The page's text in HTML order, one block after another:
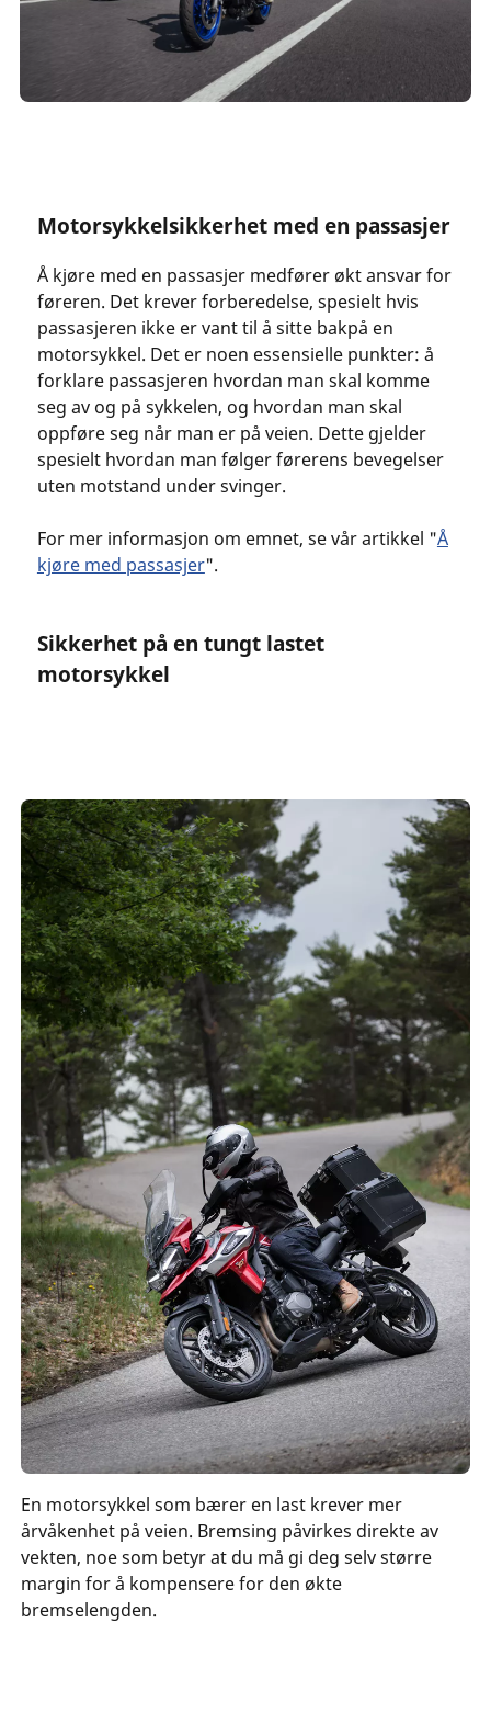
Motorsykkelsikkerhet med en passasjer
Å kjøre med en passasjer medfører økt ansvar for
føreren. Det krever forberedelse, spesielt hvis
passasjeren ikke er vant til å sitte bakpå en
motorsykkel. Det er noen essensielle punkter: å
forklare passasjeren hvordan man skal komme
seg av og på sykkelen, og hvordan man skal
oppføre seg når man er på veien. Dette gjelder
spesielt hvordan man følger førerens bevegelser
uten motstand under svinger.
For mer informasjon om emnet, se vår artikkel "Å
kjøre med passasjer".
Sikkerhet på en tungt lastet
motorsykkel
En motorsykkel som bærer en last krever mer
årvåkenhet på veien. Bremsing påvirkes direkte av
vekten, noe som betyr at du må gi deg selv større
margin for å kompensere for den økte
bremselengden.